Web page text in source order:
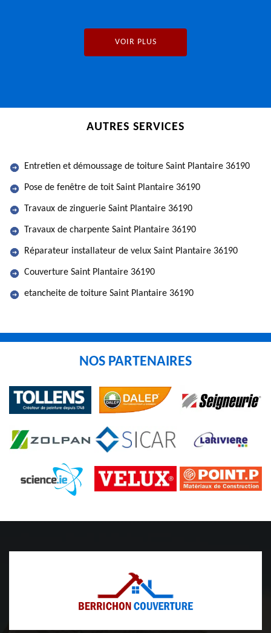
VOIR PLUS
AUTRES SERVICES
Entretien et démoussage de toiture Saint Plantaire 36190
Pose de fenêtre de toit Saint Plantaire 36190
Travaux de zinguerie Saint Plantaire 36190
Travaux de charpente Saint Plantaire 36190
Réparateur installateur de velux Saint Plantaire 36190
Couverture Saint Plantaire 36190
etancheite de toiture Saint Plantaire 36190
NOS PARTENAIRES